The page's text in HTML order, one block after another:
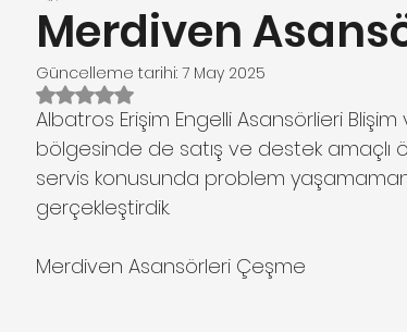
Merdiven
Güncelleme tarihi: 7 May 2025
5 üzerinden NaN yıldız
Albatros Erişim Engelli Asansörlieri
bölgesinde de satış ve destek amaçlı
servis konusunda problem
gerçekleştirdik.
Merdiven Asansörleri Çeşme